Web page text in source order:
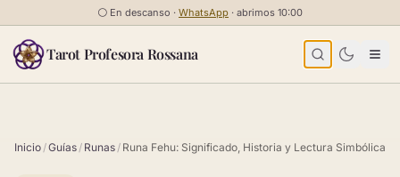
Saltar al contenido
⚪ En descanso · WhatsApp · abrimos 10:00
Tarot Profesora Rossana
Inicio /Guías / Runas / Runa Fehu: Significado, Historia y Lectura Simbólica